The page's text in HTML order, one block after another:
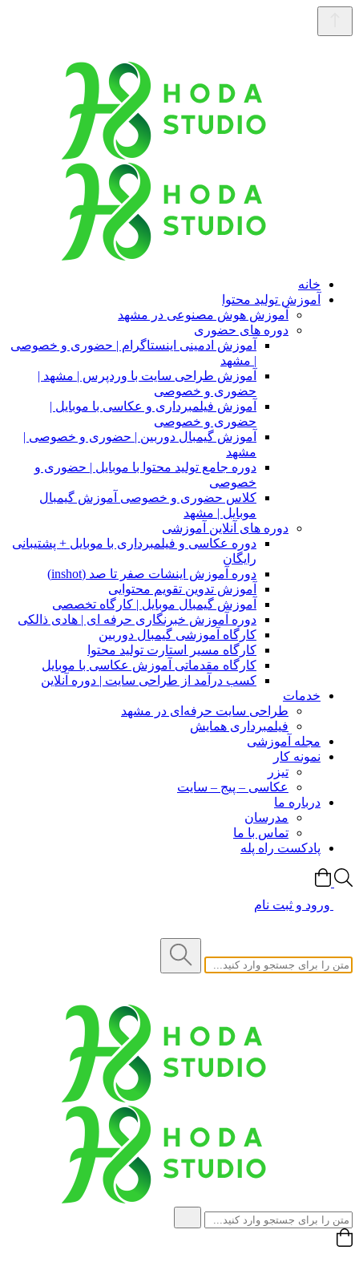
خانه
آموزش تولید محتوا
آموزش هوش مصنوعی در مشهد
دوره های حضوری
آموزش ادمینی اینستاگرام | حضوری و خصوصی
| مشهد
آموزش طراحی سایت با وردپرس | مشهد |
حضوری و خصوصی
آموزش فیلمبرداری و عکاسی با موبایل |
حضوری و خصوصی
آموزش گیمبال دوربین | حضوری و خصوصی |
مشهد
دوره جامع تولید محتوا با موبایل | حضوری و
خصوصی
کلاس حضوری و خصوصی آموزش گیمبال
موبایل | مشهد
دوره های آنلاین آموزشی
دوره عکاسی و فیلمبرداری با موبایل + پشتیبانی
رایگان
دوره آموزش اینشات صفر تا صد (inshot)
آموزش تدوین تقویم محتوایی
آموزش گیمبال موبایل | کارگاه تخصصی
دوره آموزش خبرنگاری حرفه ای | هادی ذالکی
کارگاه آموزشی گیمبال دوربین
کارگاه مسیر استارت تولید محتوا
کارگاه مقدماتی آموزش عکاسی با موبایل
کسب درآمد از طراحی سایت | دوره آنلاین
خدمات
طراحی سایت حرفه‌ای در مشهد
فیلمبرداری همایش
مجله آموزشی
نمونه کار
تیزر
عکاسی – پیج – سایت
درباره ما
مدرسان
تماس با ما
پادکست راه پله
ورود و ثبت نام